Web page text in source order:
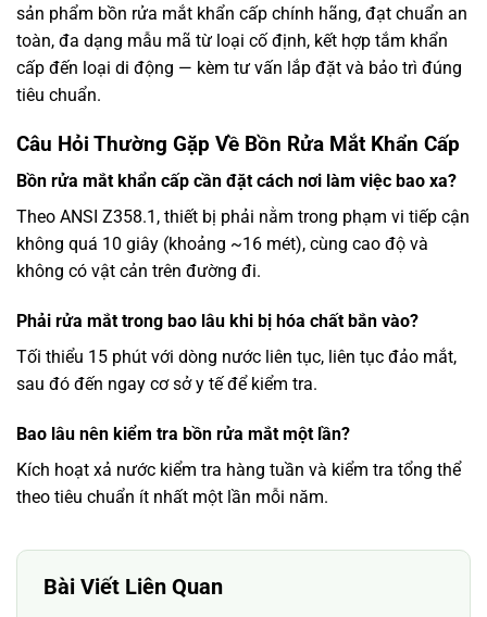
sản phẩm bồn rửa mắt khẩn cấp chính hãng, đạt chuẩn an
toàn, đa dạng mẫu mã từ loại cố định, kết hợp tắm khẩn
cấp đến loại di động — kèm tư vấn lắp đặt và bảo trì đúng
tiêu chuẩn.
Câu Hỏi Thường Gặp Về Bồn Rửa Mắt Khẩn Cấp
Bồn rửa mắt khẩn cấp cần đặt cách nơi làm việc bao xa?
Theo ANSI Z358.1, thiết bị phải nằm trong phạm vi tiếp cận
không quá 10 giây (khoảng ~16 mét), cùng cao độ và
không có vật cản trên đường đi.
Phải rửa mắt trong bao lâu khi bị hóa chất bắn vào?
Tối thiểu 15 phút với dòng nước liên tục, liên tục đảo mắt,
sau đó đến ngay cơ sở y tế để kiểm tra.
Bao lâu nên kiểm tra bồn rửa mắt một lần?
Kích hoạt xả nước kiểm tra hàng tuần và kiểm tra tổng thể
theo tiêu chuẩn ít nhất một lần mỗi năm.
Bài Viết Liên Quan